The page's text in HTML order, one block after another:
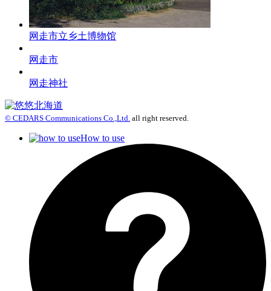
网走市立乡土博物馆
网走市
网走神社
© CEDARS Communications Co.,Ltd. all right reserved.
How to use